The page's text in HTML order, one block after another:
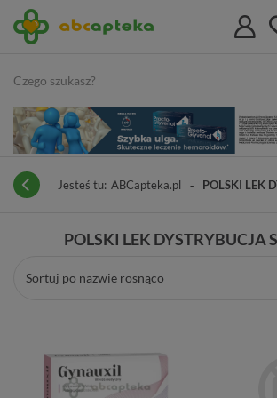
Jesteś tu: ABCapteka.pl POLSKI LEK
POLSKI LEK DYSTRYBUCJA
Sortuj po nazwie rosnąco